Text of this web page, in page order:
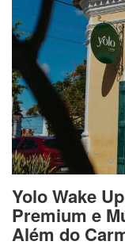
Yolo Wake
Premium e
Além do